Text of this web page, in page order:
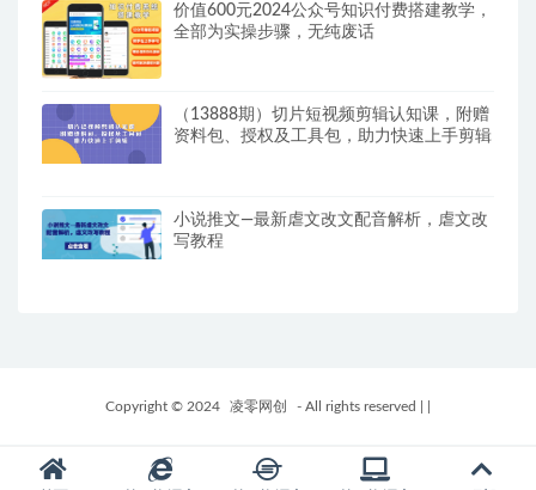
价值600元2024公众号知识付费搭建教学，
全部为实操步骤，无纯废话
（13888期）切片短视频剪辑认知课，附赠
资料包、授权及工具包，助力快速上手剪辑
小说推文—最新虐文改文配音解析，虐文改
写教程
Copyright © 2024 凌零网创 - All rights reserved